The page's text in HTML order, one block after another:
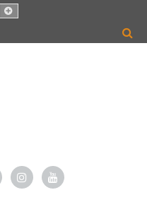
Set
Larger